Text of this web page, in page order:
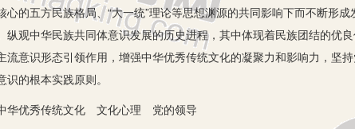
五方民族格局、“大一统”理论等思想渊源的共同影响下而不断形成
观中华民族共同体意识发展的历史进程，其中体现着民族团结的优
意识形态引领作用，增强中华优秀传统文化的凝聚力和影响力，坚
的根本实践原则。
优秀传统文化 文化心理 党的领导